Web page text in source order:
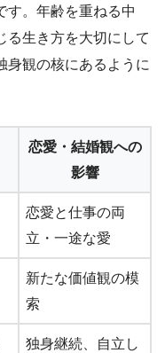
す。年齢を重ねる中
る生き方を大切にして
観の核にあるように
恋愛・結婚観への
影響
恋愛と仕事の両
立・一途な愛
新たな価値観の模
索
独身継続、自立し